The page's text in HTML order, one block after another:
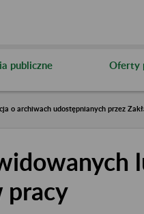
publiczne Oferty
o archiwach udostępnianych przez
pracy